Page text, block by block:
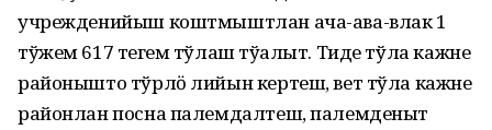
учрежденийыш коштмыштлан ача-ава-влак 1
тўжем 617 теҥгем тўлаш тўҥалыт. Тиде тўла кажне
районышто тўрлӧ лийын кертеш, вет тўла кажне
районлан посна палемдалтеш, палемденыт